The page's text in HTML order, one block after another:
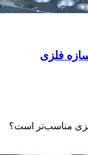
فلزی
مناسب‌تر است؟